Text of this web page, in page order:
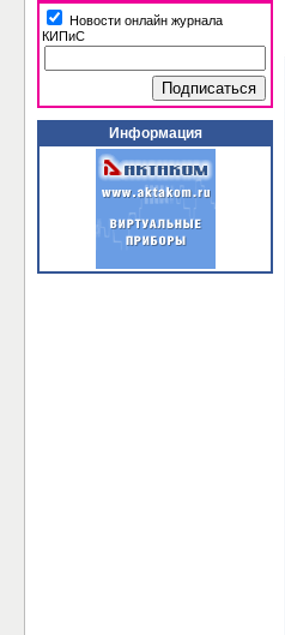
Новости онлайн журнала
КИПиС
Информация